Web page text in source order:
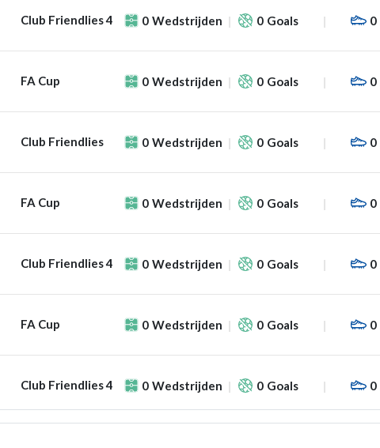
Club Friendlies 4 0 Wedstrijden 0 Goals 0
FA Cup 0 Wedstrijden 0 Goals 0
Club Friendlies 0 Wedstrijden 0 Goals 0
FA Cup 0 Wedstrijden 0 Goals 0
Club Friendlies 4 0 Wedstrijden 0 Goals 0
FA Cup 0 Wedstrijden 0 Goals 0
Club Friendlies 4 0 Wedstrijden 0 Goals 0